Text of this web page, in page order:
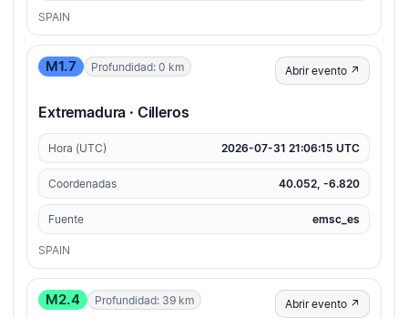
SPAIN
M1.7 Profundidad: 0 km Abrir evento ↗
Extremadura · Cilleros
Hora (UTC) 2026-07-31 21:06:15 UTC
Coordenadas 40.052, -6.820
Fuente emsc_es
SPAIN
M2.4 Profundidad: 39 km Abrir evento ↗